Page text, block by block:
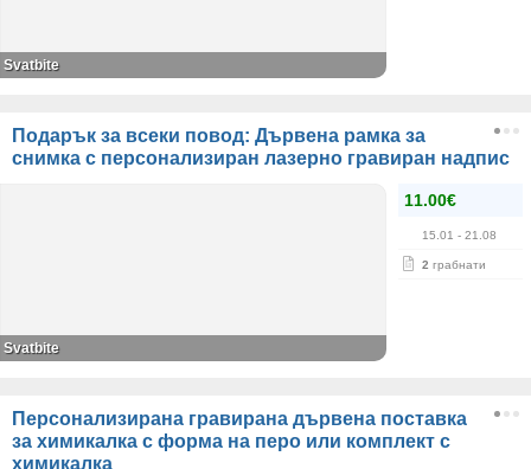
Svatbite
Подарък за всеки повод: Дървена рамка за
снимка с персонализиран лазерно гравиран надпис
11.00€
15.01 - 21.08
2 грабнати
Svatbite
Персонализирана гравирана дървена поставка
за химикалка с форма на перо или комплект с
химикалка